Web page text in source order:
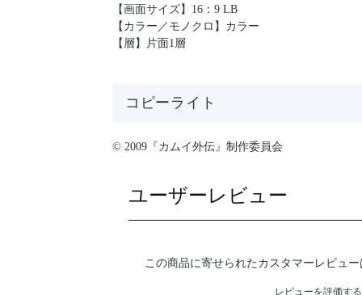
【画面サイズ】16：9 LB
【カラー／モノクロ】カラー
【層】片面1層
コピーライト
© 2009『カムイ外伝』制作委員会
ユーザーレビュー
この商品に寄せられたカスタマーレビュ
レビューを評価す